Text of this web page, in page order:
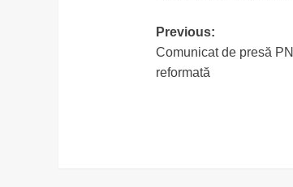
Post
navigation
Previous:
Comunicat de presă
reformată